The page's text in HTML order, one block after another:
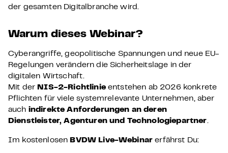
der gesamten Digitalbranche wird.
Warum dieses Webinar?
Cyberangriffe, geopolitische Spannungen und neue EU-
Regelungen verändern die Sicherheitslage in der
digitalen Wirtschaft.
Mit der NIS-2-Richtlinieentstehen ab 2026 konkrete
Pflichten für viele systemrelevante Unternehmen, aber
auch indirekte Anforderungen an deren
Dienstleister, Agenturen und Technologiepartner
Im kostenlosen BVDW Live-Webinar erfährst Du: